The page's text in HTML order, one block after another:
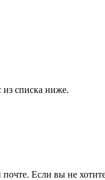
из списка ниже.
Если вы не